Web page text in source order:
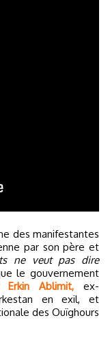
par son père et
ne veut pas dire
le gouvernement
Erkin Ablimit,ex-
en exil, et
des Ouïghours